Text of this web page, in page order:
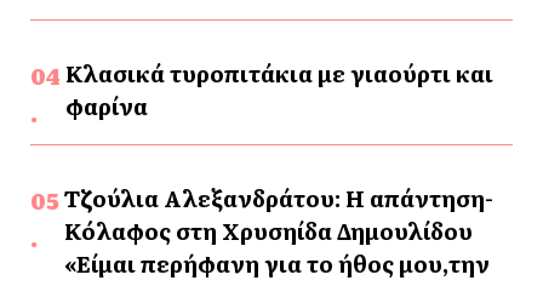
Κλασικά τυροπιτάκια με γιαούρτι και
φαρίνα
Τζούλια Αλεξανδράτου: Η απάντηση-
Κόλαφος στη Χρυσηίδα Δημουλίδου
«Είμαι περήφανη για το ήθος μου,την